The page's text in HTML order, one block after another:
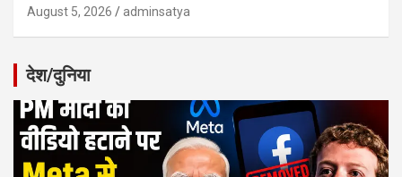
August 5, 2026 adminsatya
देश/दुनिया